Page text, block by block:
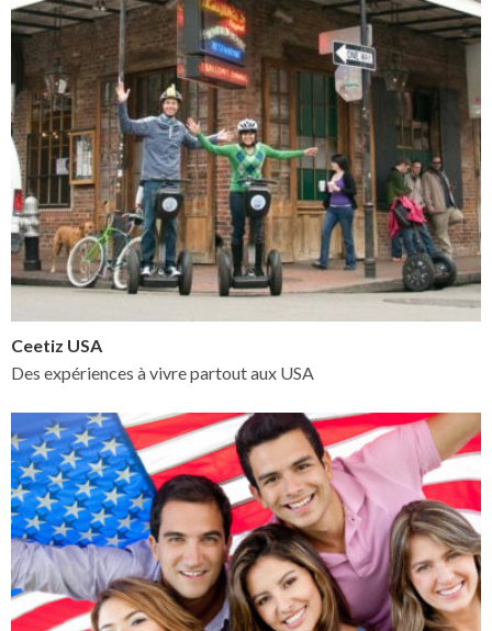
Ceetiz USA
Des expériences à vivre partout aux USA